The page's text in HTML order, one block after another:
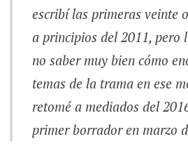
escribí las primeras veinte
a principios del 2011, pero
no saber muy bien cómo
temas de la trama en ese
retomé a mediados del
primer borrador en marzo